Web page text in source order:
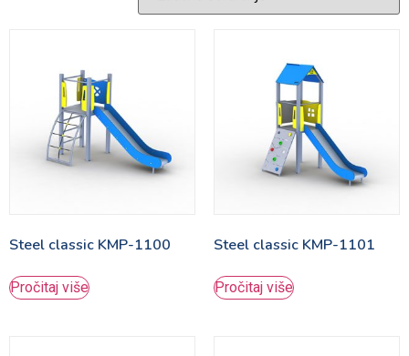
Steel classic KMP-1100
Pročitaj više
Steel classic KMP-1101
Pročitaj više